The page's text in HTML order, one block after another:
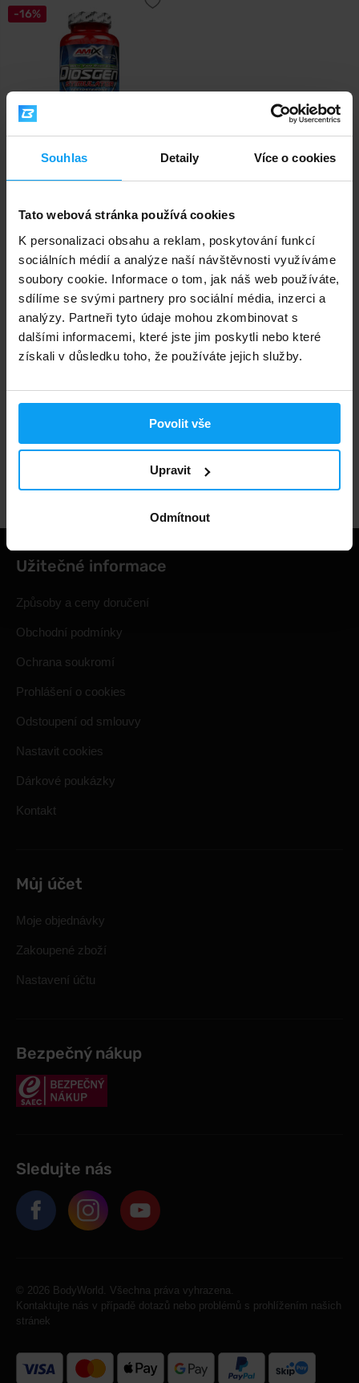
Souhlas Detaily Více o cookies
Tato webová stránka používá cookies
K personalizaci obsahu a reklam, poskytování funkcí
sociálních médií a analýze naší návštěvnosti využíváme
soubory cookie. Informace o tom, jak náš web používáte,
sdílíme se svými partnery pro sociální média, inzerci a
analýzy. Partneři tyto údaje mohou zkombinovat s
dalšími informacemi, které jste jim poskytli nebo které
získali v důsledku toho, že používáte jejich služby.
Povolit vše
Upravit
Odmítnout
-16%
455Kč 539Kč
Rychlé doručení
3000+ produktů ihned k odběru
Odborné poradenství
Užitečné informace
Způsoby a ceny doručení
Obchodní podmínky
Ochrana soukromí
Prohlášení o cookies
Odstoupení od smlouvy
Nastavit cookies
Dárkové poukázky
Kontakt
Můj účet
Moje objednávky
Zakoupené zboží
Nastavení účtu
Bezpečný nákup
Sledujte nás
© 2026 BodyWorld. Všechna práva vyhrazena.
Kontaktujte nás v případě dotazů nebo problémů s prohlížením našich
stránek